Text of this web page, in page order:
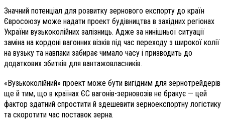
Значний потенціал для розвитку зернового експорту до країн
Євросоюзу може надати проект будівництва в західних регіонах
України вузькоколійних залізниць. Адже за нинішньої ситуації
заміна на кордоні вагонних візків під час переходу з широкої колії
на вузьку та навпаки забирає чимало часу і призводить до
додаткових збитків для вантажовласників.
«Вузькоколійний» проект може бути вигідним для зернотрейдерів
ще й тим, що в країнах ЄС вагонів-зерновозів не бракує — цей
фактор здатний спростити й здешевити зерноекспортну логістику
та скоротити час поставок зерна.